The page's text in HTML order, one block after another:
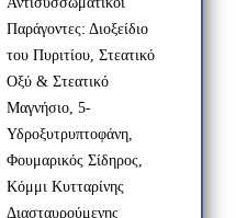
Παράγοντες: Διοξείδιο
του Πυριτίου, Στεατικό
Οξύ & Στεατικό
Μαγνήσιο, 5-
Υδροξυτρυπτοφάνη,
Φουμαρικός Σίδηρος,
Κόμμι Κυτταρίνης
Διασταυρούμενης